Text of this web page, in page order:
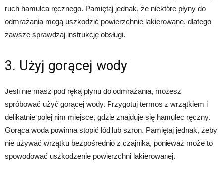
ruch hamulca ręcznego. Pamiętaj jednak, że niektóre płyny do
odmrażania mogą uszkodzić powierzchnie lakierowane, dlatego
zawsze sprawdzaj instrukcję obsługi.
3. Użyj gorącej wody
Jeśli nie masz pod ręką płynu do odmrażania, możesz
spróbować użyć gorącej wody. Przygotuj termos z wrzątkiem i
delikatnie polej nim miejsce, gdzie znajduje się hamulec ręczny.
Gorąca woda powinna stopić lód lub szron. Pamiętaj jednak, żeby
nie używać wrzątku bezpośrednio z czajnika, ponieważ może to
spowodować uszkodzenie powierzchni lakierowanej.